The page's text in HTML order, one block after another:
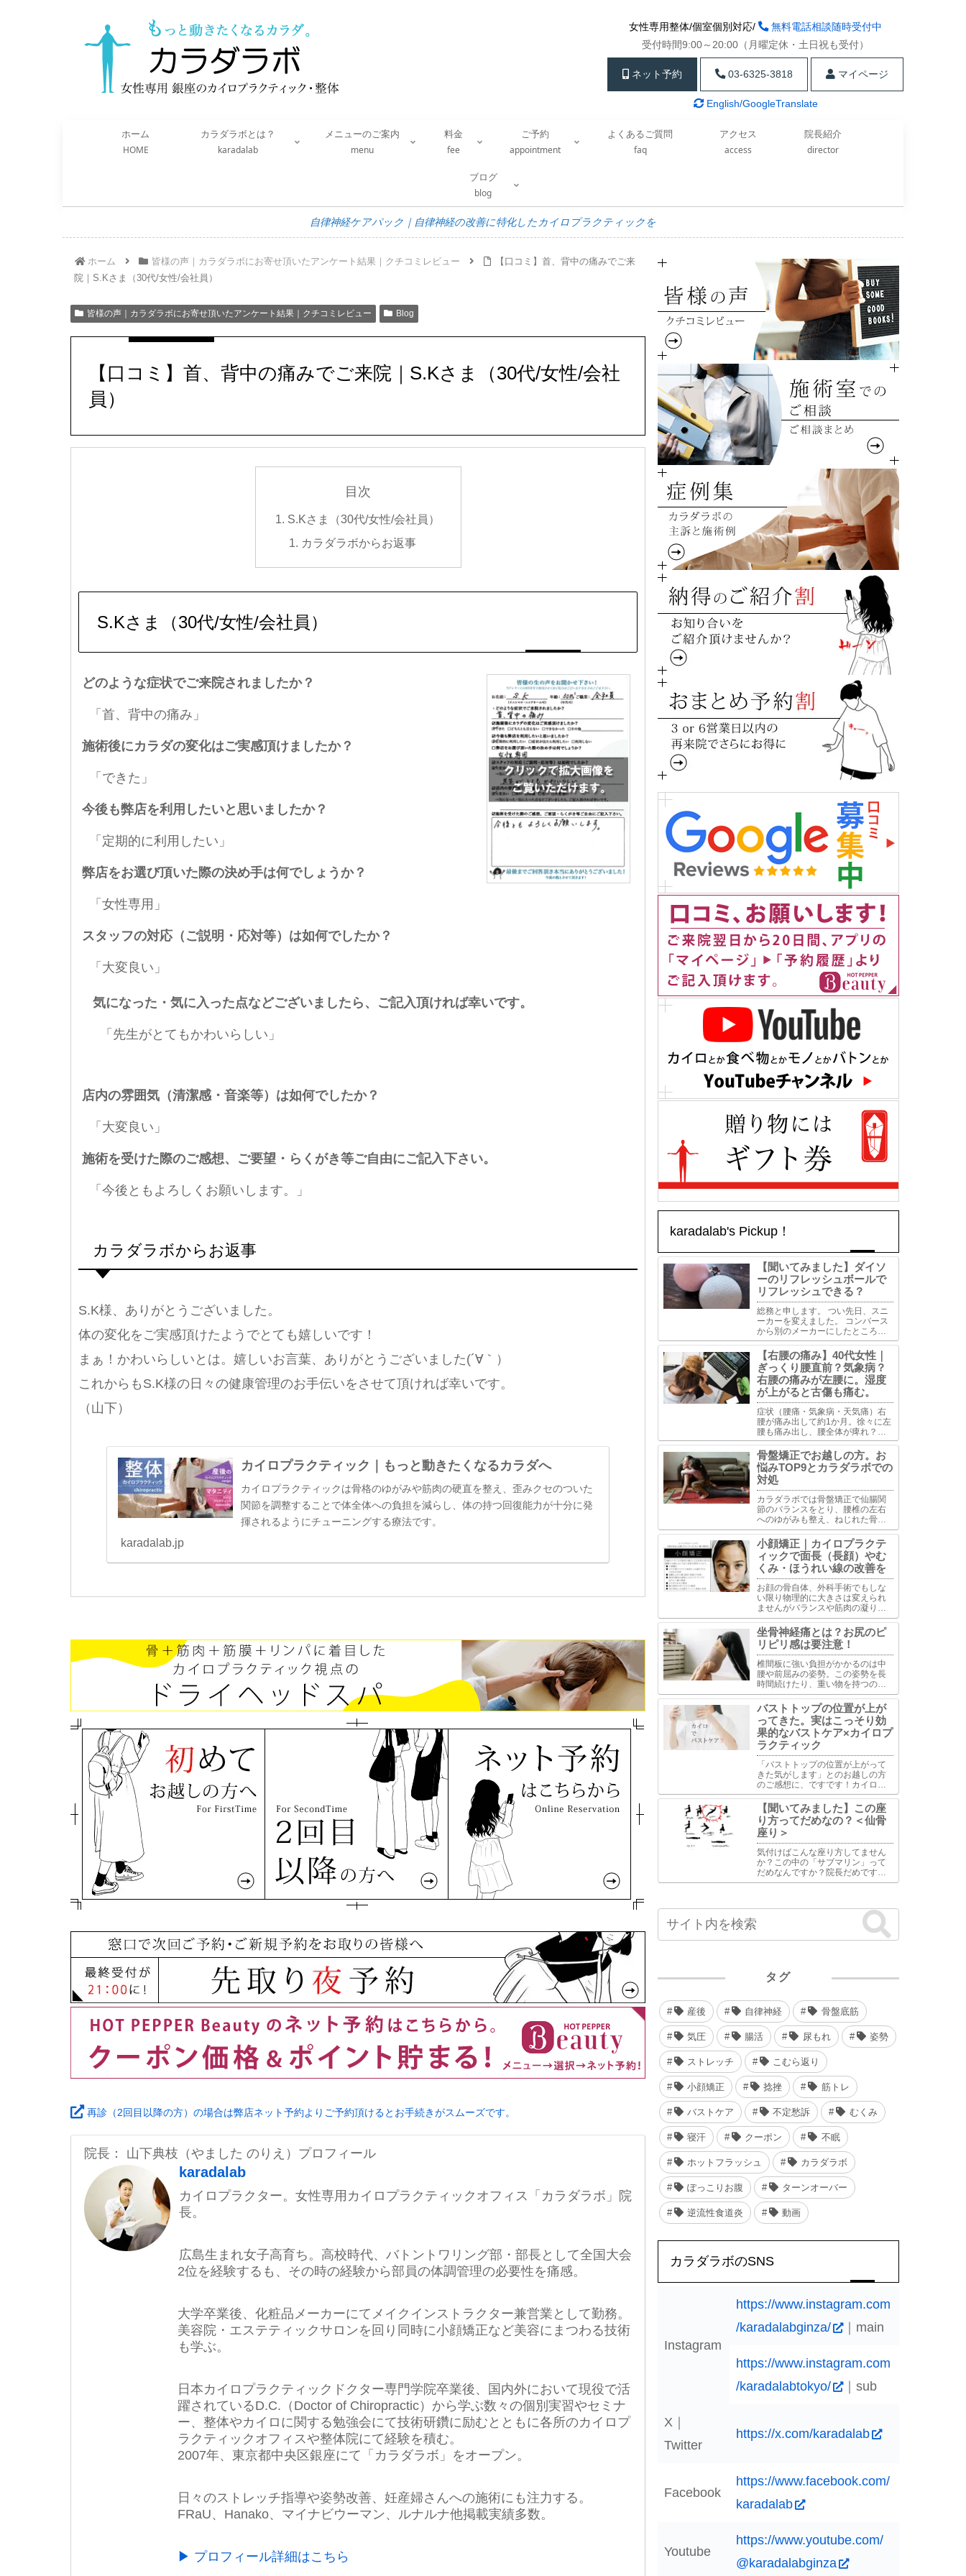
女性専用整体/個室個別対応/
無料電話相談随時受付中
受付時間9:00～20:00（月曜定休・土日祝も受付）
ネット予約 03-6325-3818 マイページ
English/GoogleTranslate
ホーム
HOME
カラダラボとは？
karadalab
メニューのご案内
menu
料金
fee
ご予約
appointment
よくあるご質問
faq
アクセス
access
院長紹介
director
ブログ
blog
自律神経ケアパック｜自律神経の改善に特化したカイロプラクティックを
ホーム 皆様の声｜カラダラボにお寄せ頂いたアンケート結果｜クチコミレビュー
【口コミ】首、背中の痛みでご来
院｜S.Kさま（30代/女性/会社員）
皆様の声｜カラダラボにお寄せ頂いたアンケート結果｜クチコミレビュー Blog
【口コミ】首、背中の痛みでご来院｜S.Kさま（30代/女性/会社
員）
目次
S.Kさま（30代/女性/会社員）
カラダラボからお返事
S.Kさま（30代/女性/会社員）
どのような症状でご来院されましたか？
「首、背中の痛み」
施術後にカラダの変化はご実感頂けましたか？
「できた」
今後も弊店を利用したいと思いましたか？
「定期的に利用したい」
弊店をお選び頂いた際の決め手は何でしょうか？
「女性専用」
スタッフの対応（ご説明・応対等）は如何でしたか？
「大変良い」
気になった・気に入った点などございましたら、ご記入頂ければ幸いです。
「先生がとてもかわいらしい」
店内の雰囲気（清潔感・音楽等）は如何でしたか？
「大変良い」
施術を受けた際のご感想、ご要望・らくがき等ご自由にご記入下さい。
「今後ともよろしくお願いします。」
カラダラボからお返事
S.K様、ありがとうございました。
体の変化をご実感頂けたようでとても嬉しいです！
まぁ！かわいらしいとは。嬉しいお言葉、ありがとうございました(´∀｀）
これからもS.K様の日々の健康管理のお手伝いをさせて頂ければ幸いです。
（山下）
カイロプラクティック｜もっと動きたくなるカラダへ
カイロプラクティックは骨格のゆがみや筋肉の硬直を整え、歪みクセのついた
関節を調整することで体全体への負担を減らし、体の持つ回復能力が十分に発
揮されるようにチューニングする療法です。
karadalab.jp
再診（2回目以降の方）の場合は弊店ネット予約よりご予約頂けるとお手続きがスムーズです。
院長： 山下典枝（やました のりえ）プロフィール
karadalab
カイロプラクター。女性専用カイロプラクティックオフィス「カラダラボ」院
長。
広島生まれ女子高育ち。高校時代、バトントワリング部・部長として全国大会
2位を経験するも、その時の経験から部員の体調管理の必要性を痛感。
大学卒業後、化粧品メーカーにてメイクインストラクター兼営業として勤務。
美容院・エステティックサロンを回り同時に小顔矯正など美容にまつわる技術
も学ぶ。
日本カイロプラクティックドクター専門学院卒業後、国内外において現役で活
躍されているD.C.（Doctor of Chiropractic）から学ぶ数々の個別実習やセミナ
ー、整体やカイロに関する勉強会にて技術研鑽に励むとともに各所のカイロプ
ラクティックオフィスや整体院にて経験を積む。
2007年、東京都中央区銀座にて「カラダラボ」をオープン。
日々のストレッチ指導や姿勢改善、妊産婦さんへの施術にも注力する。
FRaU、Hanako、マイナビウーマン、ルナルナ他掲載実績多数。
▶ プロフィール詳細はこちら
karadalab's Pickup！
【聞いてみました】ダイソ
ーのリフレッシュボールで
リフレッシュできる？
総務と申します。 つい先日、スニ
ーカーを変えました。 コンバース
から別のメーカーにしたところ今
までせんべい布団だったものがふ
かふかベッドになったようで夢心
地。とはいかずふわふわしすぎて
足首くねくね固定できずで歩きづ
らい。で古傷うずいて軽い捻...
【右腰の痛み】40代女性｜
ぎっくり腰直前？気象病？
右腰の痛みが左腰に。湿度
が上がると古傷も痛む。
症状（腰痛・気象病・天気痛）右
腰が痛み出して約1か月。徐々に左
腰も痛み出し、腰全体が痺れ？麻
痺？した感覚。椅子から立ち上が
る時、グラグラした感じで以前経
験したぎっくり腰の時と似ていて
慎重に立ち上がっている。今は骨
盤ベルトで固定して生活してい...
骨盤矯正でお越しの方。お
悩みTOP9とカラダラボでの
対処
カラダラボでは骨盤矯正で仙腸関
節のバランスをとり、腰椎の左右
へのゆがみも整え、ねじれた骨盤
を安定させるようアプローチしま
す。骨盤を安定させることで体全
体のバランス整え、骨盤のゆがみ
が原因で生じた状態の改善を目指
します。
小顔矯正｜カイロプラクテ
ィックで面長（長顔）やむ
くみ・ほうれい線の改善を
お顔の骨自体、外科手術でもしな
い限り物理的に大きさは変えられ
ませんがバランスや筋肉の凝りに
よる各部の厚さの違いを調整する
ことは可能です。バランスで重視
するのは下顎と鼻骨と頬骨の水平
ライン・縦ライン・中間のライ
ン。多くの場合はこの部位の調整
が重要といえます。
坐骨神経痛とは？お尻のピ
リピリ感は要注意！
椎間板に強い負担がかかるのは中
腰や前屈みの姿勢。この姿勢を長
時間続けたり、重い物を持つのは
避けて下さい。また長時間座って
いる事も椎間板には過度な負担が
かかりますし、座っている姿勢に
よってはお尻周りの筋肉への影響
もあります。
バストトップの位置が上が
ってきた。実はこっそり効
果的なバストケア×カイロプ
ラクティック
「バストトップの位置が上がって
きた気がします」とのお越しの方
のご感想に、ですです！カイロっ
て地味に効果があるんです。バス
トケアに対するカイロプラクティ
ックの視点は単に胸部の問題とし
て捉えるのではなく、全身の骨
格・筋肉・神経系のバランスがバ
ス...
【聞いてみました】この座
り方ってだめなの？＜仙骨
座り＞
気付けばこんな座り方してません
か？この中の「サブマリン」って
だめなんですか？院長だめです。
うちの総務も夜になるとモニタを
めます。けど楽なのかいつの間に
か元に戻ってます。だめだめです...
タグ
産後 自律神経 骨盤底筋
気圧 腸活 尿もれ 姿勢
ストレッチ こむら返り
小顔矯正 捻挫 筋トレ
バストケア 不定愁訴 むくみ
寝汗 クーポン 不眠
ホットフラッシュ カラダラボ
ぽっこりお腹 ターンオーバー
逆流性食道炎 動画
カラダラボのSNS
Instagram
https://www.instagram.com
/karadalabginza/
｜main
https://www.instagram.com
/karadalabtokyo/
｜sub
X｜
Twitter
https://x.com/karadalab
Facebook
https://www.facebook.com/
karadalab
Youtube
https://www.youtube.com/
@karadalabginza